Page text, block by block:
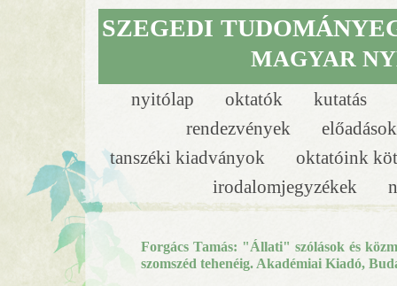
nyitólap oktatók
kutatás
rendezvények
tanszéki kiadványok
oktatóink
irodalomjegyzékek
SZEGEDI
MAGYAR
Forgács Tamás: "Állati" szólások és
szomszéd tehenéig. Akadémiai Kiadó,